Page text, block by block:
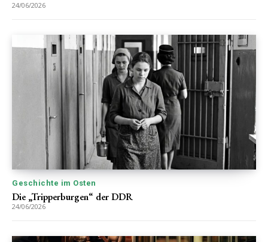
24/06/2026
Geschichte im Osten
Die „Tripperburgen“ der DDR
24/06/2026